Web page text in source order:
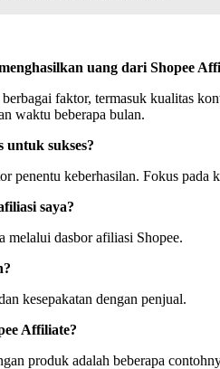
uang dari Shopee
faktor, termasuk kualitas
waktu beberapa bulan.
sukses?
penentu keberhasilan. Fokus pada
saya?
melalui dasbor afiliasi Shopee.
kesepakatan dengan penjual.
Affiliate?
produk adalah beberapa